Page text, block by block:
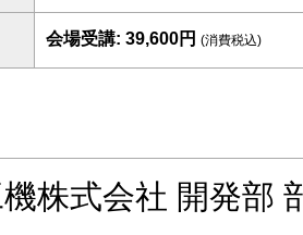
会場受講: 39,600円 (消費税込)
株式会社 開発部